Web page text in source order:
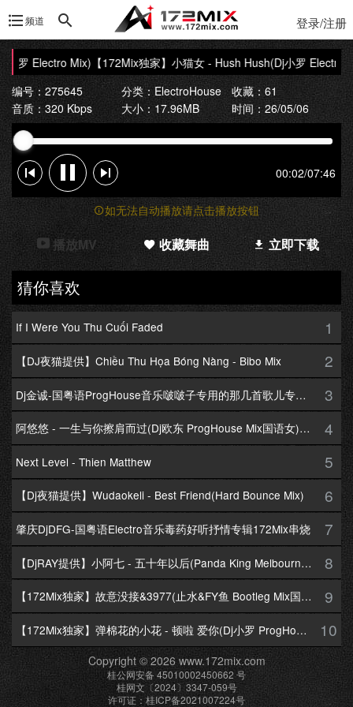
频道 登录/注册
罗 Electro Mix)【172Mix独家】小猫女 - Hush Hush(Dj小罗 Electro
编号：275645
分类：ElectroHouse
收藏：61
音质：320 Kbps
大小：17.96MB 时间：26/05/06
00:02/07:46
如无法自动播放请点击播放按钮
播放MV 收藏舞曲 立即下载
猜你喜欢
If I Were You Thu Cuối Faded 1
【DJ夜猫提供】Chiều Thu Họa Bóng Nàng - Bibo Mix 2
Dj金诚-国粤语ProgHouse音乐啵啵子专用的那几首歌儿专辑172Mix串烧 3
阿悠悠 - 一生与你擦肩而过(Dj欧东 ProgHouse Mix国语女)Dj小耀修改 4
Next Level - Thien Matthew 5
【Dj夜猫提供】Wudaokeli - Best Friend(Hard Bounce Mix) 6
肇庆DjDFG-国粤语Electro音乐毒药好听抒情专辑172Mix串烧 7
【DjRAY提供】小阿七 - 五十年以后(Panda King Melbourne Mix国语女) 8
【172Mix独家】故意没接&3977(止水&FY鱼 Bootleg Mix国语男) 9
【172Mix独家】弹棉花的小花 - 顿啦 爱你(Dj小罗 ProgHouse Mix国语女)v2 10
Copyright © 2026 www.172mix.com
桂公网安备 45010002450662 号
桂网文〔2024〕3347-059号
许可证：桂ICP备2021007224号